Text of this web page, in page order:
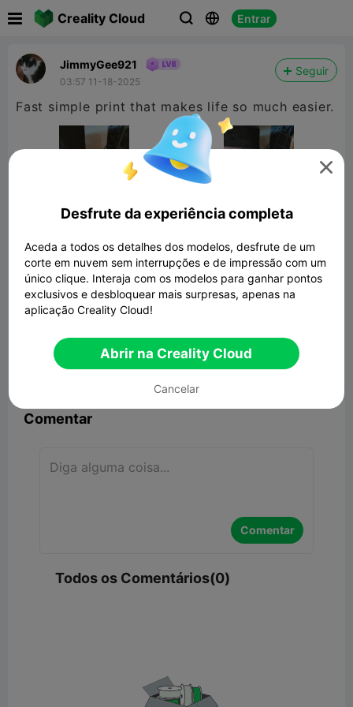
Creality Cloud   Entrar
JimmyGee921
03:57 11-18-2025
Seguir
Fast simple print that makes life so much easier.
Creality K1, K1C runout sensor on right

Comentar
Comentar
Todos os Comentários(0)

Desfrute da experiência completa
Aceda a todos os detalhes dos modelos, desfrute de um
corte em nuvem sem interrupções e de impressão com um
único clique. Interaja com os modelos para ganhar pontos
exclusivos e desbloquear mais surpresas, apenas na
aplicação Creality Cloud!
Abrir na Creality Cloud
Cancelar